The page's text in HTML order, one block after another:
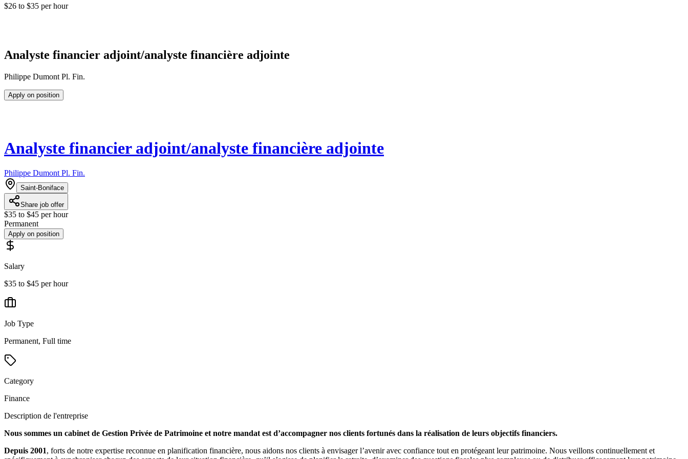
$26 to $35 per hour
Analyste financier adjoint/analyste financière adjointe
Philippe Dumont Pl. Fin.
Apply on position
Analyste financier adjoint/analyste financière adjointe
Philippe Dumont Pl. Fin.
Saint-Boniface
Share job offer
$35 to $45 per hour
Permanent
Apply on position
Salary
$35 to $45 per hour
Job Type
Permanent, Full time
Category
Finance
Description de l'entreprise
Nous sommes un cabinet de Gestion Privée de Patrimoine et notre mandat est d’accompagner nos clients fortunés dans la réalisation de leurs objectifs financiers.
Depuis 2001, forts de notre expertise reconnue en planification financière, nous aidons nos clients à envisager l’avenir avec confiance tout en protégeant leur patrimoine. Nous veillons continuellement et